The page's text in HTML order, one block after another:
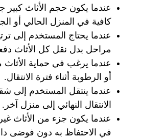
عندما يكون حجم الأثاث كبير
كافية في المنزل الحالي أو
عندما يحتاج المستخدم إلى
مراحل بدل نقل كل الأثاث
عندما يرغب في حماية الأثاث
أو الرطوبة أثناء فترة الانتقال.
عندما ينتقل المستخدم إلى
الانتقال النهائي إلى منزل آخر.
عندما يكون جزء من الأثاث
في الاحتفاظ به دون فوضى